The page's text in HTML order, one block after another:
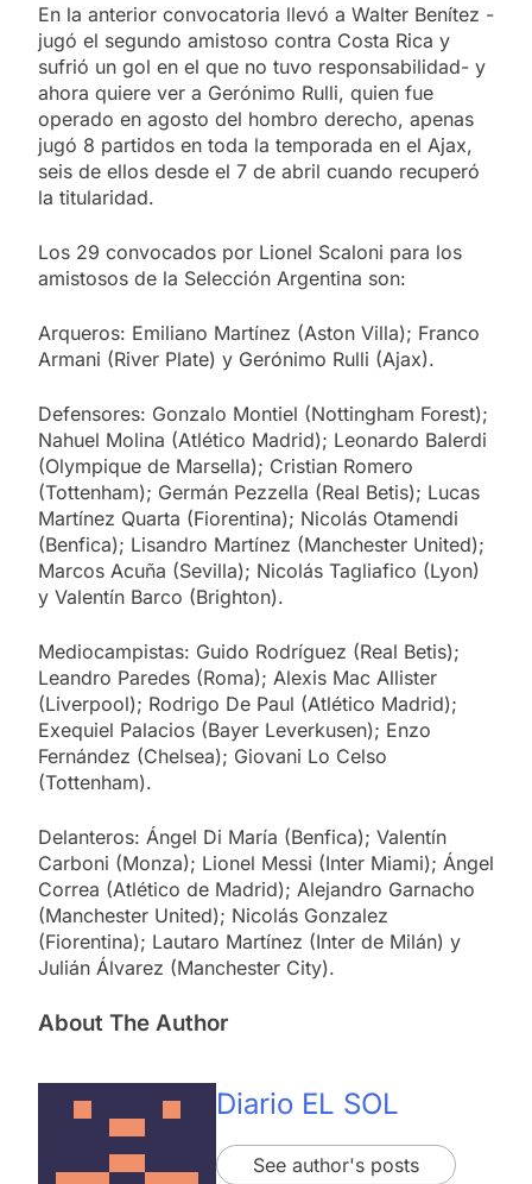
En la anterior convocatoria llevó a Walter Benítez -
jugó el segundo amistoso contra Costa Rica y
sufrió un gol en el que no tuvo responsabilidad- y
ahora quiere ver a Gerónimo Rulli, quien fue
operado en agosto del hombro derecho, apenas
jugó 8 partidos en toda la temporada en el Ajax,
seis de ellos desde el 7 de abril cuando recuperó
la titularidad.
Los 29 convocados por Lionel Scaloni para los
amistosos de la Selección Argentina son:
Arqueros: Emiliano Martínez (Aston Villa); Franco
Armani (River Plate) y Gerónimo Rulli (Ajax).
Defensores: Gonzalo Montiel (Nottingham Forest);
Nahuel Molina (Atlético Madrid); Leonardo Balerdi
(Olympique de Marsella); Cristian Romero
(Tottenham); Germán Pezzella (Real Betis); Lucas
Martínez Quarta (Fiorentina); Nicolás Otamendi
(Benfica); Lisandro Martínez (Manchester United);
Marcos Acuña (Sevilla); Nicolás Tagliafico (Lyon)
y Valentín Barco (Brighton).
Mediocampistas: Guido Rodríguez (Real Betis);
Leandro Paredes (Roma); Alexis Mac Allister
(Liverpool); Rodrigo De Paul (Atlético Madrid);
Exequiel Palacios (Bayer Leverkusen); Enzo
Fernández (Chelsea); Giovani Lo Celso
(Tottenham).
Delanteros: Ángel Di María (Benfica); Valentín
Carboni (Monza); Lionel Messi (Inter Miami); Ángel
Correa (Atlético de Madrid); Alejandro Garnacho
(Manchester United); Nicolás Gonzalez
(Fiorentina); Lautaro Martínez (Inter de Milán) y
Julián Álvarez (Manchester City).
About The Author
Diario EL SOL
See author's posts